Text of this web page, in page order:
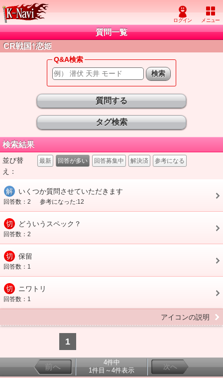
質問一覧
CR戦国†恋姫
Q&A検索
質問する
タグ検索
検索結果
並び替
え：
最新 回答が多い 回答募集中 解決済 参考になる
解 いくつか質問させていただきます
回答数：2 参考になった:12
切 どういうスペック？
回答数：2
切 保留
回答数：1
切 ニワトリ
回答数：1
アイコンの説明
1
前へ
4件中
1件目～4件表示
次へ